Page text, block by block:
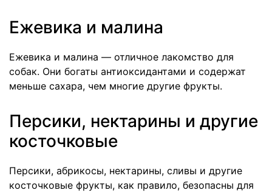
Ежевика и малина
Ежевика и малина — отличное лакомство для
собак. Они богаты антиоксидантами и содержат
меньше сахара, чем многие другие фрукты.
Персики, нектарины и другие
косточковые
Персики, абрикосы, нектарины, сливы и другие
косточковые фрукты, как правило, безопасны для